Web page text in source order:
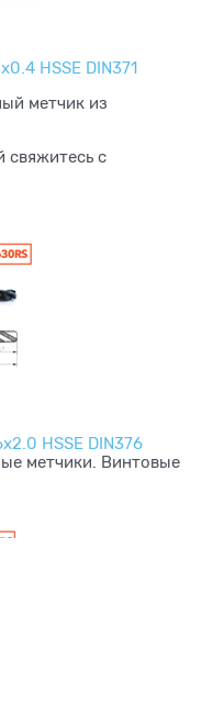
HSSE DIN371
метчик из
свяжитесь с
HSSE DIN376
метчики. Винтовые